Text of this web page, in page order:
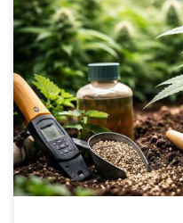
Uprawa konopi często
„prostych zasad”:
regularne nawożenie. W
roślin, które bardzo
znaczenie. Konopie rosną
korzeniami i równie
mineralne. Wystarczy
składników, […]